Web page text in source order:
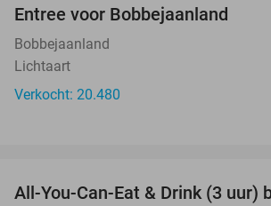
Entree voor Bobbejaanland
Bobbejaanland
Lichtaart
Verkocht: 20.480
All-You-Can-Eat & Drink (3 uur)